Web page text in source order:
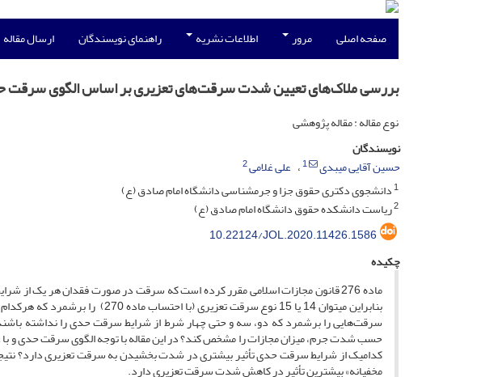
صفحه اصلی مرور اطلاعات نشریه راهنمای نویسندگان ارسال مقاله
بررسی ملاک‌های تعیین شدت سرقت‌های تعزیری بر اساس الگوی سرقت حدی (تحلیل فقهی
نوع مقاله : مقاله پژوهشی
نویسندگان
حسین آقایی میبدی
1 علی غلامی2
1دانشجوی دکتری حقوق جزا و جرمشناسی دانشگاه امام صادق (ع)
2ریاست دانشکده حقوق دانشگاه امام صادق (ع)
10.22124/JOL.2020.11426.1586
چکیده
ماده 276 قانون مجازات اسلامی مقرر کرده است که سرقت در صورت فقدان هر
بنابراین میتوان 14 یا 15 نوع سرقت
سرقت‌هایی را برشمرد که دو، سه و حتی چهار شرط از شرایط سرقت حدی را نداشته
حسب شدت جرم، میزان مجازات را مشخص کند؟ در این مقاله با توجه الگوی سرقت حدی و
کدام­یک از شرایط سرقت حدی تأثیر بیشتری در شدت بخشیدن به سرقت تعزیری دارد؟
مخفیانه» بیشترین تأثیر در کاهش شدت سرقت تعزیری دارد.